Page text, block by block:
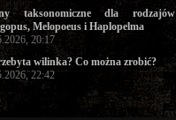
taksonomiczne dla rodzajów
Melopoeus i Haplopelma
20:17
wilinka? Co można zrobić?
22:42